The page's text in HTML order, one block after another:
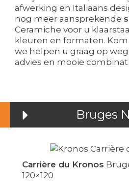
afwerking en Italiaans
nog meer aansprekende
Ceramiche voor u
kleuren en formaten.
we helpen u graag op
advies en mooie
Bruges
Carrière du Kronos
120×120